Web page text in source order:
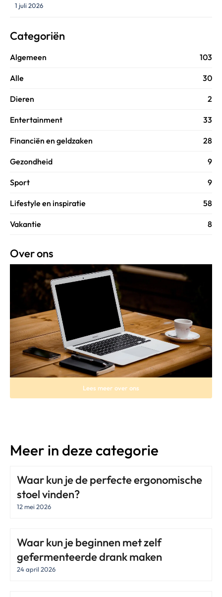
1 juli 2026
Categoriën
Algemeen 103
Alle 30
Dieren 2
Entertainment 33
Financiën en geldzaken 28
Gezondheid 9
Sport 9
Lifestyle en inspiratie 58
Vakantie 8
Over ons
Lees meer over ons
Meer in deze categorie
Waar kun je de perfecte ergonomische
stoel vinden?
12 mei 2026
Waar kun je beginnen met zelf
gefermenteerde drank maken
24 april 2026